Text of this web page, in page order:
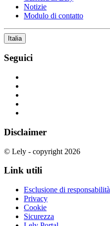
Notizie
Modulo di contatto
Italia
Seguici
Disclaimer
© Lely - copyright 2026
Link utili
Esclusione di responsabilità
Privacy
Cookie
Sicurezza